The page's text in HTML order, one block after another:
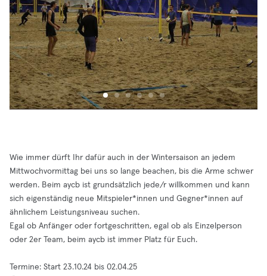
Wie immer dürft Ihr dafür auch in der Wintersaison an jedem
Mittwochvormittag bei uns so lange beachen, bis die Arme schwer
werden. Beim aycb ist grundsätzlich jede/r willkommen und kann
sich eigenständig neue Mitspieler*innen und Gegner*innen auf
ähnlichem Leistungsniveau suchen.
Egal ob Anfänger oder fortgeschritten, egal ob als Einzelperson
oder 2er Team, beim aycb ist immer Platz für Euch.
Termine: Start 23.10.24 bis 02.04.25